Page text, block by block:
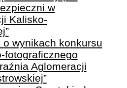
w
Kalisko-
o wynikach konkursu
fotograficznego
Aglomeracji